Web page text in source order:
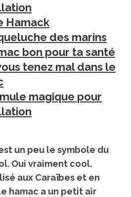
Hamack
des marins
bon pour ta santé
tenez mal dans le
magique pour
un peu le symbole du
Oui vraiment cool.
aux Caraïbes et en
hamac a un petit air